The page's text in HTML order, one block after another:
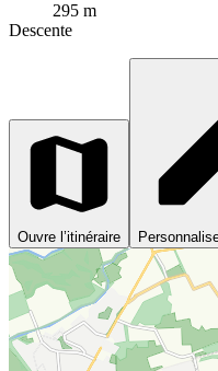
295 m
Descente
Ouvre l’itinéraire